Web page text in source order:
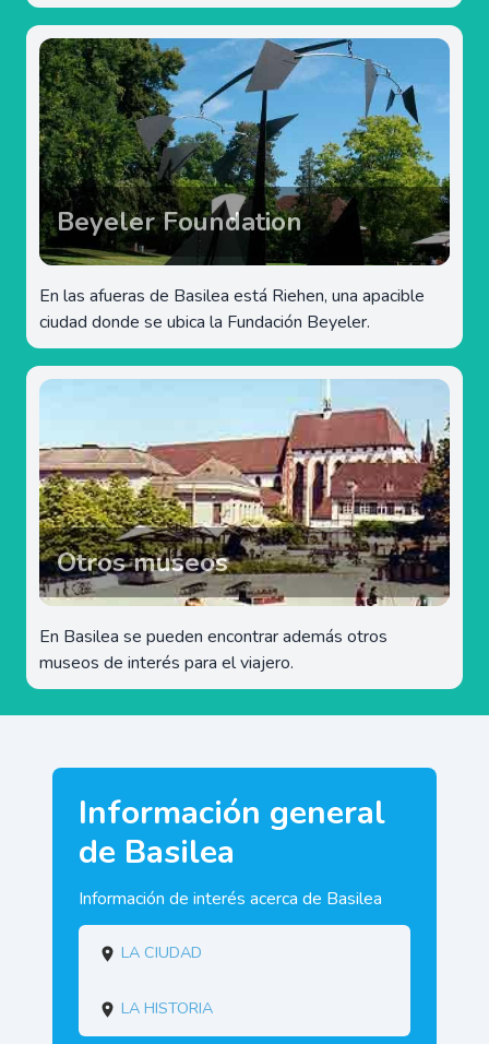
Beyeler Foundation
En las afueras de Basilea está Riehen, una apacible
ciudad donde se ubica la Fundación Beyeler.
Otros museos
En Basilea se pueden encontrar además otros
museos de interés para el viajero.
Información general
de Basilea
Información de interés acerca de Basilea
La ciudad
La historia